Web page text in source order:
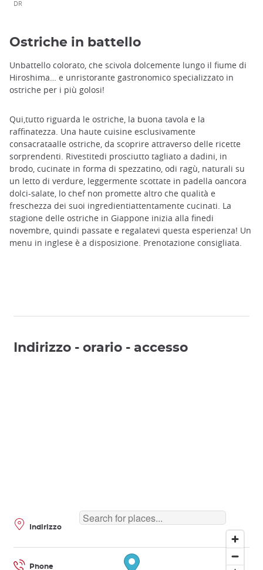
DR
Ostriche in battello
Unbattello colorato, che scivola dolcemente lungo il fiume di
Hiroshima… e unristorante gastronomico specializzato in
ostriche per i più golosi!
Qui,tutto riguarda le ostriche, la buona tavola e la
raffinatezza. Una haute cuisine esclusivamente
consacrataalle ostriche, da scoprire attraverso delle ricette
sorprendenti. Rivestitedi prosciutto tagliato a dadini, in
brodo, cucinate in forma di spezzatino, odi ragù, naturali su
un letto di verdure, leggermente scottate in padella oancora
dolci-salate, lo chef non promette altro che qualità e
freschezza dei suoi ingredientiattentamente cucinati. La
stagione delle ostriche in Giappone inizia alla finedi
novembre, quindi passate e regalatevi questa esperienza! Un
menu in inglese è a disposizione. Prenotazione consigliata.
Indirizzo - orario - accesso
Indirizzo
Phone